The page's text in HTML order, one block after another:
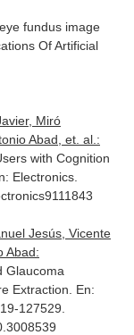
fundus image
Of Artificial
Miró
Abad, et. al.:
with Cognition
Electronics.
Jesús, Vicente
Abad:
Glaucoma
Extraction. En:
127529.